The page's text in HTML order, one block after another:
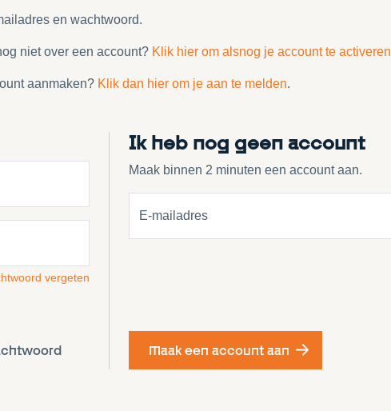
en wachtwoord.
niet over een account? Klik hier om alsnog je account te activeren
aanmaken? Klik dan hier om je aan te melden.
vergeten
Ik heb nog geen account
Maak binnen 2 minuten een account aan.
E-mailadres